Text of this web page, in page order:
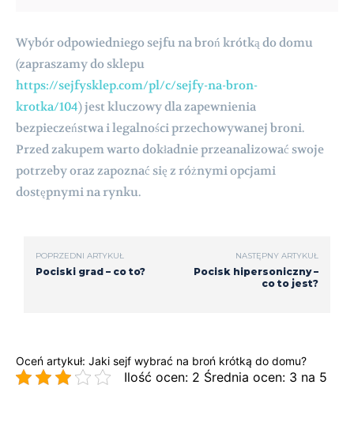
Wybór odpowiedniego sejfu na broń krótką do domu
(zapraszamy do sklepu
https://sejfysklep.com/pl/c/sejfy-na-bron-
krotka/104) jest kluczowy dla zapewnienia
bezpieczeństwa i legalności przechowywanej broni.
Przed zakupem warto dokładnie przeanalizować swoje
potrzeby oraz zapoznać się z różnymi opcjami
dostępnymi na rynku.
POPRZEDNI ARTYKUŁ
Pociski grad – co to?
NASTĘPNY ARTYKUŁ
Pocisk hipersoniczny –
co to jest?
Oceń artykuł: Jaki sejf wybrać na broń krótką do domu?
Ilość ocen: 2 Średnia ocen: 3 na 5